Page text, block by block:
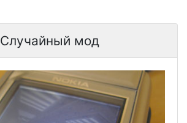
Случайный мод